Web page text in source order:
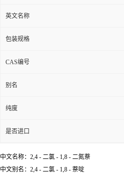
英文名称
包装规格
CAS编号
别名
纯度
是否进口
中文名称：2,4 - 二氯 - 1,8 - 二氮萘
中文别名：2,4 - 二氯 - 1,8 - 萘啶